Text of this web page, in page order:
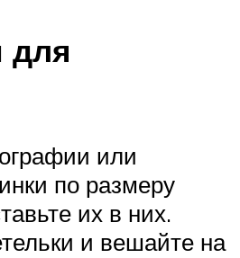
для
или
по размеру
их в них.
и вешайте на